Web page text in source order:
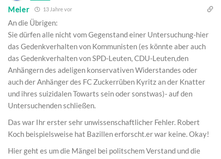
Meier 13 Jahre vor
An die Übrigen:
Sie dürfen alle nicht vom Gegenstand einer Untersuchung-hier
das Gedenkverhalten von Kommunisten (es könnte aber auch
das Gedenkverhalten von SPD-Leuten, CDU-Leuten,den
Anhängern des adeligen konservativen Widerstandes oder
auch der Anhänger des FC Zuckerrüben Kyritz an der Knatter
und ihres suizidalen Towarts sein oder sonstwas)- auf den
Untersuchenden schließen.
Das war Ihr erster sehr unwissenschaftlicher Fehler. Robert
Koch beispielsweise hat Bazillen erforscht.er war keine. Okay!
Hier geht es um die Mängel bei politschem Verstand und die